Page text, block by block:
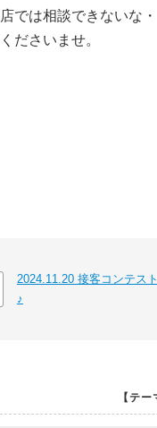
では相談できないな・
ださいませ。
2024.11.20 接客コンテス
♪
【テ